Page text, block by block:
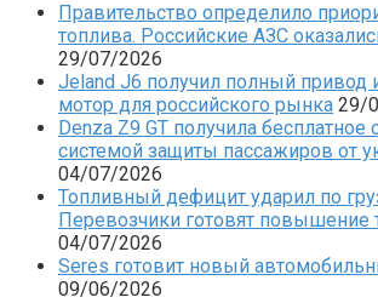
Правительство определило
топлива. Российские АЗС
29/07/2026
Jeland J6 получил полный
мотор для российского рынка 29/
Denza Z9 GT получила бесплатное
системой защиты пассажиров от
04/07/2026
Топливный дефицит ударил по
Перевозчики готовят повышение
04/07/2026
Seres готовит новый
09/06/2026